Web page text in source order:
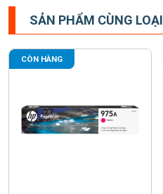
SẢN PHẨM CÙNG LOẠI
CÒN HÀNG